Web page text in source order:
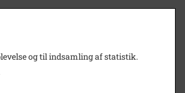
og til indsamling af statistik.